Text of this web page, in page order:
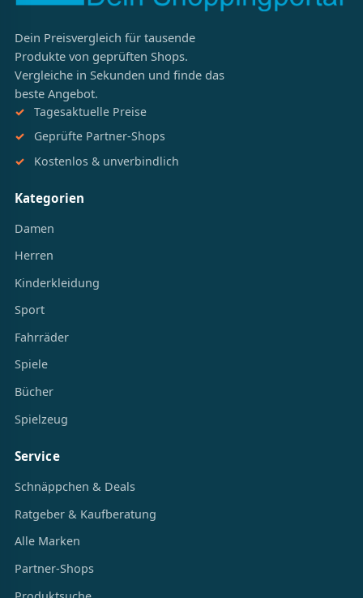
Dein Preisvergleich für tausende
Produkte von geprüften Shops.
Vergleiche in Sekunden und finde das
beste Angebot.
Tagesaktuelle Preise
Geprüfte Partner-Shops
Kostenlos & unverbindlich
Kategorien
Damen
Herren
Kinderkleidung
Sport
Fahrräder
Spiele
Bücher
Spielzeug
Service
Schnäppchen & Deals
Ratgeber & Kaufberatung
Alle Marken
Partner-Shops